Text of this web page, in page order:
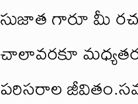
సుజాత గారూ మీ
చాలావరకూ
పరిసరాల